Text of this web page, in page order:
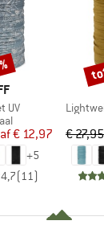
UV
prijs
€ 12,97
+5
4,7(11 )
Artikel
€ 27,95